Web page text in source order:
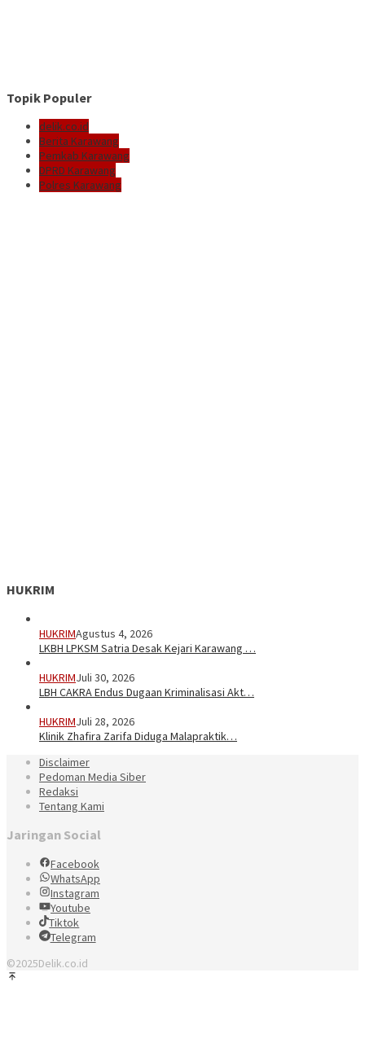
Topik Populer
delik.co.id
Berita Karawang
Pemkab Karawang
DPRD Karawang
Polres Karawang
HUKRIM
HUKRIMAgustus 4, 2026
LKBH LPKSM Satria Desak Kejari Karawang …
HUKRIMJuli 30, 2026
LBH CAKRA Endus Dugaan Kriminalisasi Akt…
HUKRIMJuli 28, 2026
Klinik Zhafira Zarifa Diduga Malapraktik…
Disclaimer
Pedoman Media Siber
Redaksi
Tentang Kami
Jaringan Social
Facebook
WhatsApp
Instagram
Youtube
Tiktok
Telegram
©2025Delik.co.id